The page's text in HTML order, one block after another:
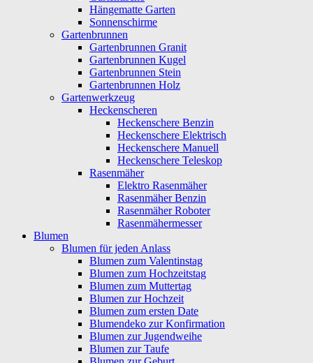
Hängematte Garten
Sonnenschirme
Gartenbrunnen
Gartenbrunnen Granit
Gartenbrunnen Kugel
Gartenbrunnen Stein
Gartenbrunnen Holz
Gartenwerkzeug
Heckenscheren
Heckenschere Benzin
Heckenschere Elektrisch
Heckenschere Manuell
Heckenschere Teleskop
Rasenmäher
Elektro Rasenmäher
Rasenmäher Benzin
Rasenmäher Roboter
Rasenmähermesser
Blumen
Blumen für jeden Anlass
Blumen zum Valentinstag
Blumen zum Hochzeitstag
Blumen zum Muttertag
Blumen zur Hochzeit
Blumen zum ersten Date
Blumendeko zur Konfirmation
Blumen zur Jugendweihe
Blumen zur Taufe